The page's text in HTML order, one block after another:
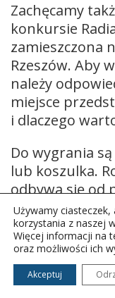
Zachęcamy
konkursie
zamieszczona
Rzeszów. Aby
należy
miejsce
i dlaczego
Do wygrania
lub koszulka.
odbywa się od
przed godziną
Używamy
korzystania z naszej
Więcej informacji na
oraz możliwości ich
Akceptuj